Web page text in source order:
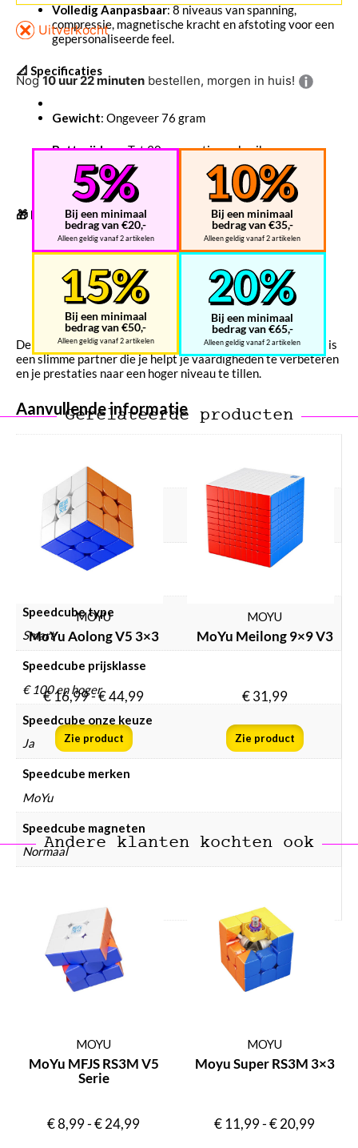
Volledig Aanpasbaar: 8 niveaus van spanning,
compressie, magnetische kracht en afstoting voor een
gepersonaliseerde feel.
📐 Specificaties
Gewicht: Ongeveer 76 gram
Batterijduur: Tot 30 uur continu gebruik
Oplaadtijd: Ongeveer 2 uur
🎁 Inbegrepen Accessoires
Oplaadbare opbergdoos
Aanpassingstool
Extra onderdelen voor personalisatie
De MoYu Super WeiLong V2 AI is niet zomaar een cube; het is
een slimme partner die je helpt je vaardigheden te verbeteren
en je prestaties naar een hoger niveau te tillen.
Aanvullende informatie
Afmetingen
102 × 108 × 50 mm
Speedcube WCA puzzels
Speedcube type
Smart
Speedcube prijsklasse
€ 100 en hoger
Speedcube onze keuze
Ja
Speedcube merken
MoYu
Speedcube magneten
Normaal
uv coated stickerless
Uitverkocht
Nog10 uur 22 minuten bestellen, morgen in huis!
Bij een minimaal
bedrag van €20,-
Alleen geldig vanaf 2 artikelen
Bij een minimaal
bedrag van €35,-
Alleen geldig vanaf 2 artikelen
Bij een minimaal
bedrag van €50,-
Alleen geldig vanaf 2 artikelen
Bij een minimaal
bedrag van €65,-
Alleen geldig vanaf 2 artikelen
Gerelateerde producten
MOYU
MoYu Aolong V5 3×3
€16,99-€44,99
Zie product
MOYU
MoYu Meilong 9×9 V3
€31,99
Zie product
Andere klanten kochten ook
MOYU
MoYu MFJS RS3M V5
Serie
€8,99-€24,99
MOYU
Moyu Super RS3M 3×3
€11,99-€20,99